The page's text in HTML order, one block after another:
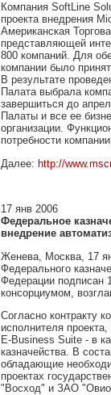
Компания SoftLine
проекта внедрения
Американская
представляющей
800 компаний. Для
компании было
В результате
Палата выбрала
завершиться до
Палаты и все ее
организации.
потребности
Далее: http://
17 янв 2006
Федеральное
внедрение
Женева, Москва, 17
Федерального
Федерации подписан
консорциумом,
Согласно контракту
исполнителя
E-Business Suite - в
казначейства. В
обладающие
проектах
"Восход" и ЗАО